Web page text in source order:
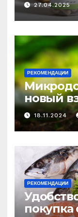
и
27.04.2025
РЕКОМЕНДАЦИИ
новый
18.11.2024
РЕКОМЕНДАЦИИ